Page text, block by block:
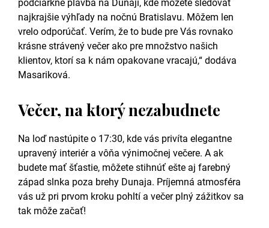
podčiarkne plavba na Dunaji, kde môžete sledovať
najkrajšie výhľady na nočnú Bratislavu. Môžem len
vrelo odporúčať. Verím, že to bude pre Vás rovnako
krásne strávený večer ako pre množstvo našich
klientov, ktorí sa k nám opakovane vracajú,“ dodáva
Masariková.
Večer, na ktorý nezabudnete
Na loď nastúpite o 17:30, kde vás privíta elegantne
upravený interiér a vôňa výnimočnej večere. A ak
budete mať šťastie, môžete stihnúť ešte aj farebný
západ slnka poza brehy Dunaja. Príjemná atmosféra
vás už pri prvom kroku pohltí a večer plný zážitkov sa
tak môže začať!